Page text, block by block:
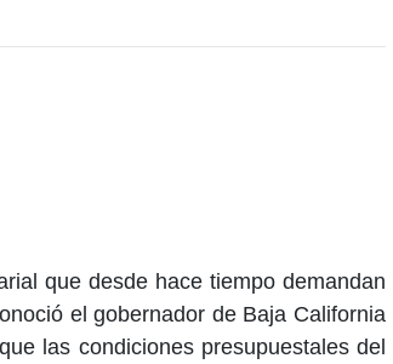
que desde hace tiempo demandan
el gobernador de Baja California
las condiciones presupuestales del